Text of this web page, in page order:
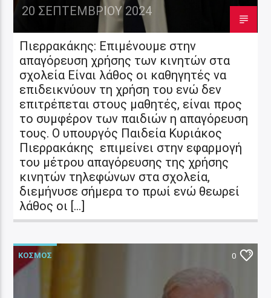
20 ΣΕΠΤΕΜΒΡΊΟΥ 2024
Πιερρακάκης: Επιμένουμε στην
απαγόρευση χρήσης των κινητών στα
σχολεία Είναι λάθος οι καθηγητές να
επιδεικνύουν τη χρήση του ενώ δεν
επιτρέπεται στους μαθητές, είναι προς
το συμφέρον των παιδιών η απαγόρευση
τους. Ο υπουργός Παιδεία Κυριάκος
Πιερρακάκης επιμείνει στην εφαρμογή
του μέτρου απαγόρευσης της χρήσης
κινητών τηλεφώνων στα σχολεία,
διεμήνυσε σήμερα το πρωί ενώ θεωρεί
λάθος οι […]
ΚΟΣΜΟΣ 0